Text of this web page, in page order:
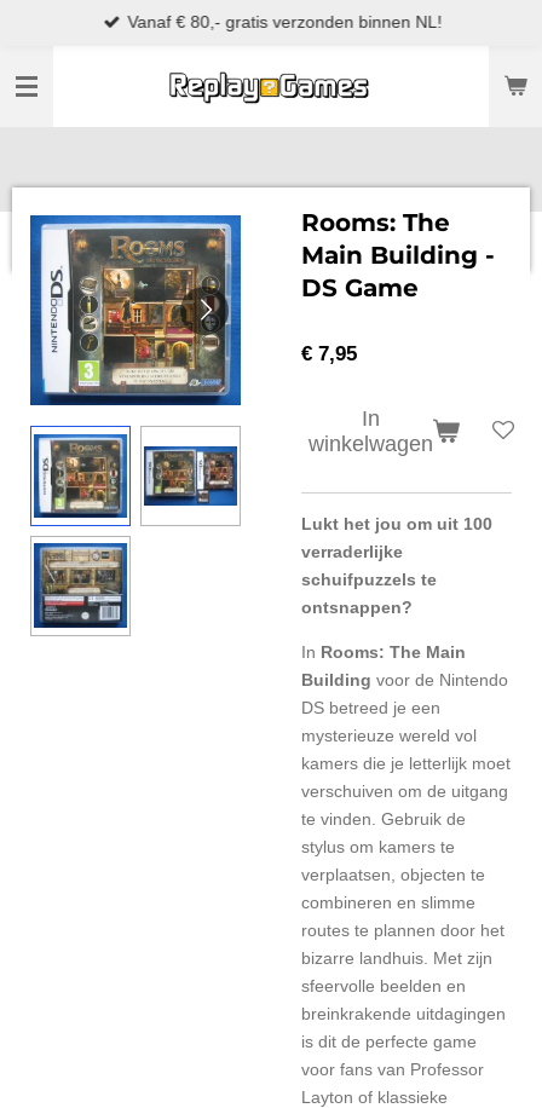
naar
Vanaf € 80,- gratis verzonden binnen NL!
Rooms: The
Main Building -
DS Game
€ 7,95
In
winkelwagen
Lukt het jou om uit 100
verraderlijke
schuifpuzzels te
ontsnappen?
In Rooms: The Main
Building voor de Nintendo
DS betreed je een
mysterieuze wereld vol
kamers die je letterlijk moet
verschuiven om de uitgang
te vinden. Gebruik de
stylus om kamers te
verplaatsen, objecten te
combineren en slimme
routes te plannen door het
bizarre landhuis. Met zijn
sfeervolle beelden en
breinkrakende uitdagingen
is dit de perfecte game
voor fans van Professor
Layton of klassieke